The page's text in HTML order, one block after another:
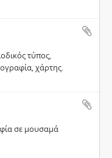
τύπος,
χάρτης.
σε μουσαμά